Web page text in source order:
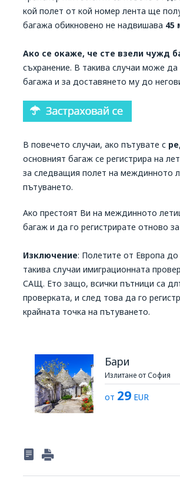
кой полет от кой номер лента ще
багажа обикновено не надвишава 45
Ако се окаже, че сте взели чужд
съхранение. В такива случаи може
багажа и за доставянето му до
В повечето случаи, ако пътувате с
основният багаж се регистрира на
за следващия полет на междинното
пътуването.
Ако престоят Ви на междинното
багаж и да го регистрирате отново
Изключение: Полетите от Европа
такива случаи имиграционната
САЩ. Ето защо, всички пътници са
проверката, и след това да го
крайната точка на пътуването.
Бари
Излитане от София
от 29 EUR